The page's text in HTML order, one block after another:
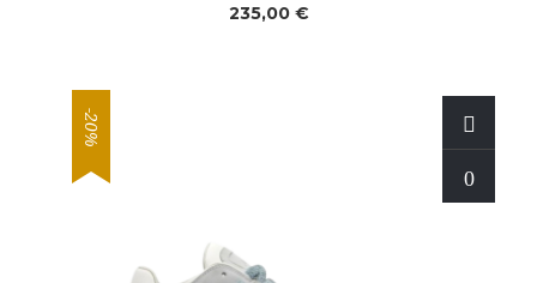
235,00 €
-20%